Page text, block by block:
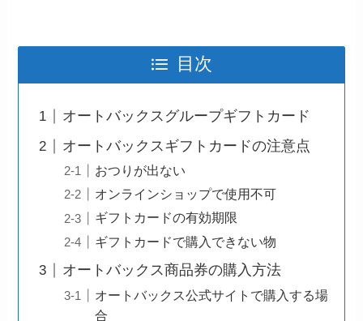
目次
オートバックスグループギフトカード
オートバックスギフトカードの注意点
おつりが出ない
オンラインショップで使用不可
ギフトカードの有効期限
ギフトカードで購入できない物
オートバックス商品券の購入方法
オートバックス公式サイトで購入する場
合